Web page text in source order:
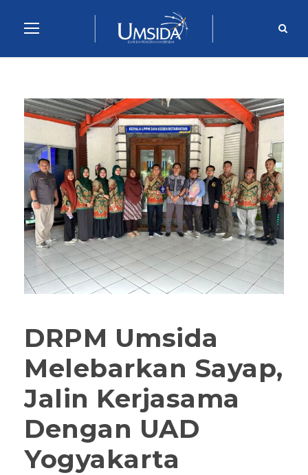
DRPM Umsida
Melebarkan Sayap,
Jalin Kerjasama
Dengan UAD
Yogyakarta